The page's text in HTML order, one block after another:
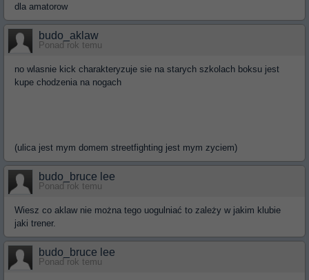
dla amatorow
budo_aklaw
Ponad rok temu
no wlasnie kick charakteryzuje sie na starych szkolach boksu jest
kupe chodzenia na nogach
(ulica jest mym domem streetfighting jest mym zyciem)
budo_bruce lee
Ponad rok temu
Wiesz co aklaw nie można tego uogulniać to zależy w jakim klubie
jaki trener.
budo_bruce lee
Ponad rok temu